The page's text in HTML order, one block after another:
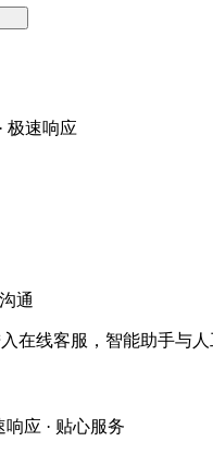
极速响应
通
在线客服，智能助手与
响应 · 贴心服务